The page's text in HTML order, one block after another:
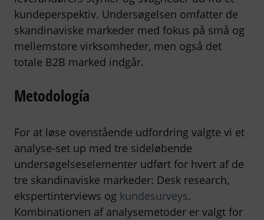
kundeperspektiv. Undersøgelsen omfatter de
skandinaviske markeder med fokus på små og
mellemstore virksomheder, men også det
totale B2B marked indgår.
Metodología
For at løse ovenstående udfordring valgte vi et
analyse-set up med tre sideløbende
undersøgelseselementer udført for hvert af de
tre skandinaviske markeder: Desk research,
ekspertinterviews og kundesurveys.
Kombinationen af analysemetoder er valgt for